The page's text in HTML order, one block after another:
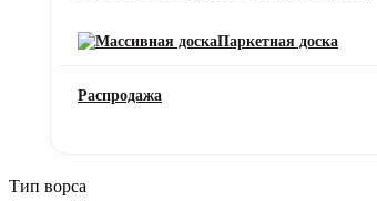
Паркетная доска
Распродажа
Состав ворса
Тип ворса